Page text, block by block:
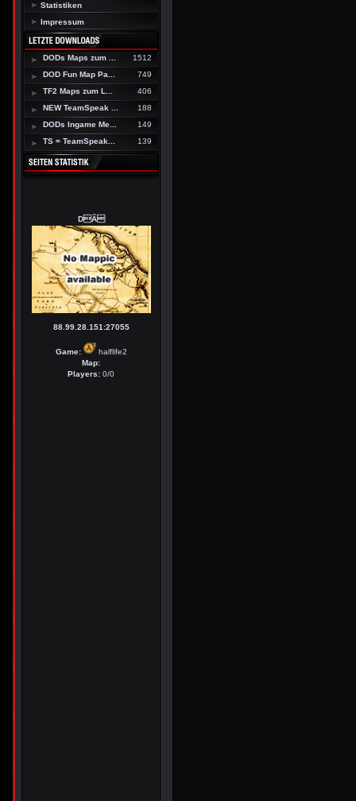
Statistiken
Impressum
DODs Maps zum ...
1512
DOD Fun Map Pa...
749
TF2 Maps zum L...
406
NEW TeamSpeak ...
188
DODs Ingame Me...
149
TS = TeamSpeak...
139
DÃ
88.99.28.151:27055
Game:
halflife2
Map:
Players: 0/0